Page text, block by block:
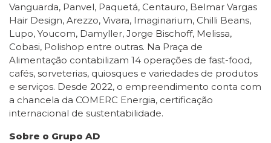
Vanguarda, Panvel, Paquetá, Centauro, Belmar Vargas
Hair Design, Arezzo, Vivara, Imaginarium, Chilli Beans,
Lupo, Youcom, Damyller, Jorge Bischoff, Melissa,
Cobasi, Polishop entre outras. Na Praça de
Alimentação contabilizam 14 operações de fast-food,
cafés, sorveterias, quiosques e variedades de produtos
e serviços. Desde 2022, o empreendimento conta com
a chancela da COMERC Energia, certificação
internacional de sustentabilidade.
Sobre o Grupo AD